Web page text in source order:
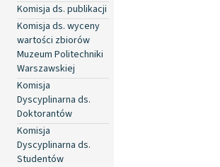
Komisja ds. publikacji
Komisja ds. wyceny
wartości zbiorów
Muzeum Politechniki
Warszawskiej
Komisja
Dyscyplinarna ds.
Doktorantów
Komisja
Dyscyplinarna ds.
Studentów